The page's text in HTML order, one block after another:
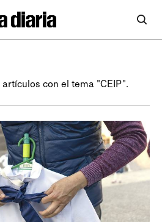
con el tema "CEIP".